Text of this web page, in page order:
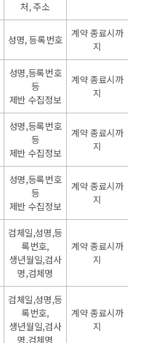
처, 주소
성명, 등록번호
계약 종료시까
지
성명,등록번호
등
제반 수집정보
계약 종료시까
지
성명,등록번호
등
제반 수집정보
계약 종료시까
지
성명,등록번호
등
제반 수집정보
계약 종료시까
지
검체일,성명,등
록번호,
생년월일,검사
명,검체명
계약 종료시까
지
검체일,성명,등
록번호,
생년월일,검사
명,검체명
계약 종료시까
지